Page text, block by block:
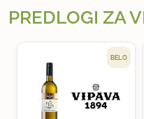
PREDLOGI ZA
BELO